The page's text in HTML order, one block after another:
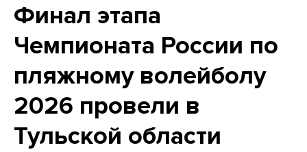
Финал этапа
Чемпионата России по
пляжному волейболу
2026 провели в
Тульской области